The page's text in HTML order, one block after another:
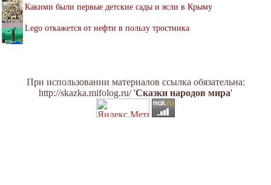
Какими были первые детские сады и ясли в Крыму
Lego откажется от нефти в пользу тростника
При использовании материалов ссылка обязательна:
http://skazka.mifolog.ru/ 'Сказки народов мира'